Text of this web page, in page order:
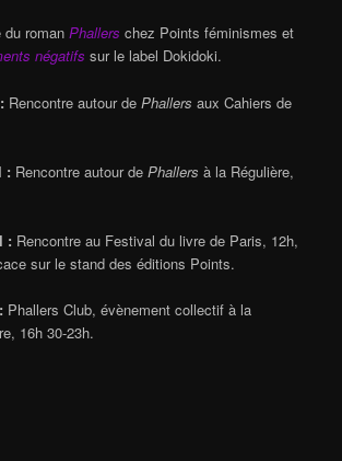
du romanPhallers chez Points féminismes et
négatifs sur le label Dokidoki.
Rencontre autour dePhallers aux Cahiers de
: Rencontre autour dePhallers à la Régulière,
: Rencontre au Festival du livre de Paris, 12h,
sur le stand des éditions Points.
Phallers Club, évènement collectif à la
16h 30-23h.